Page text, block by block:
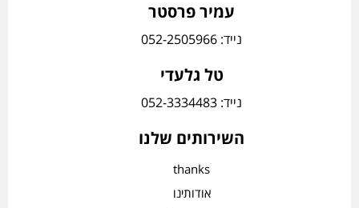
עמיר פרסטר
נייד: 052-2505966
טל גלעדי
נייד: 052-3334483
השירותים שלנו
thanks
אודותינו